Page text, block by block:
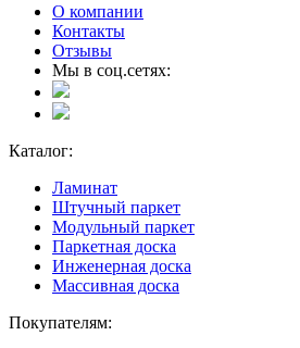
О компании
Контакты
Отзывы
Мы в соц.сетях:
Каталог:
Ламинат
Штучный паркет
Модульный паркет
Паркетная доска
Инженерная доска
Массивная доска
Покупателям: